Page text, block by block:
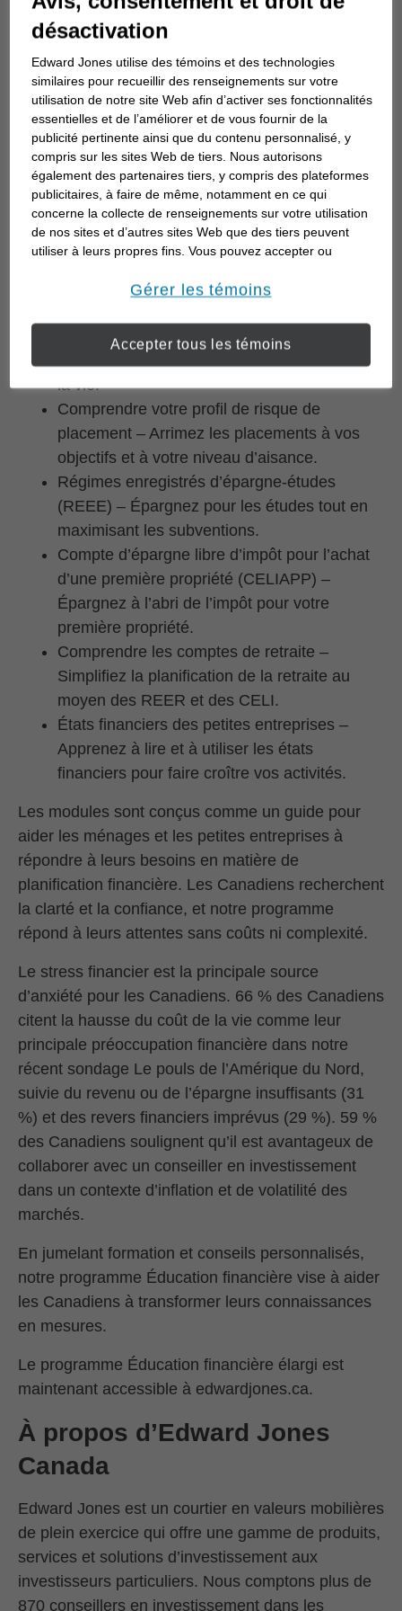
confiance financière change la vie. », déclare Julie
Petrera, directrice de la planification financière au
Canada de la société. « Notre objectif est d’avoir
une incidence positive sur la vie des Canadiens, et
ces modules sont conçus pour donner aux
personnes et aux familles les outils pratiques leur
permettant de prendre des décisions éclairées.
Nous voulons incarner notre raison d’être et
respecter notre engagement à laisser les gens et
les lieux dans un meilleur état que celui dans
lequel nous les avons trouvés. »
Voici les six nouveaux modules :
Constituer une épargne d’urgence –
la vie.
Comprendre votre profil de risque de
placement – Arrimez les placements à vos
objectifs et à votre niveau d’aisance.
Régimes enregistrés d’épargne-études
(REEE) – Épargnez pour les études tout en
maximisant les subventions.
Compte d’épargne libre d’impôt pour l’achat
d’une première propriété (CELIAPP) –
Épargnez à l’abri de l’impôt pour votre
première propriété.
Comprendre les comptes de retraite –
Simplifiez la planification de la retraite au
moyen des REER et des CELI.
États financiers des petites entreprises –
Apprenez à lire et à utiliser les états
financiers pour faire croître vos activités.
Les modules sont conçus comme un guide pour
aider les ménages et les petites entreprises à
répondre à leurs besoins en matière de
planification financière. Les Canadiens recherchent
la clarté et la confiance, et notre programme
répond à leurs attentes sans coûts ni complexité.
Le stress financier est la principale source
d’anxiété pour les Canadiens. 66 % des Canadiens
citent la hausse du coût de la vie comme leur
principale préoccupation financière dans notre
récent sondage Le pouls de l’Amérique du Nord,
suivie du revenu ou de l’épargne insuffisants (31
%) et des revers financiers imprévus (29 %). 59 %
des Canadiens soulignent qu’il est avantageux de
collaborer avec un conseiller en investissement
dans un contexte d’inflation et de volatilité des
marchés.
En jumelant formation et conseils personnalisés,
notre programme Éducation financière vise à aider
les Canadiens à transformer leurs connaissances
en mesures.
Le programme Éducation financière élargi est
maintenant accessible à edwardjones.ca.
À propos d’Edward Jones
Canada
Edward Jones est un courtier en valeurs mobilières
de plein exercice qui offre une gamme de produits,
services et solutions d’investissement aux
investisseurs particuliers. Nous comptons plus de
870 conseillers en investissement dans les
désactivation
Edward Jones utilise des témoins et des technologies
similaires pour recueillir des renseignements sur votre
utilisation de notre site Web afin d’activer ses fonctionnalités
essentielles et de l’améliorer et de vous fournir de la
publicité pertinente ainsi que du contenu personnalisé, y
compris sur les sites Web de tiers. Nous autorisons
également des partenaires tiers, y compris des plateformes
publicitaires, à faire de même, notamment en ce qui
concerne la collecte de renseignements sur votre utilisation
de nos sites et d’autres sites Web que des tiers peuvent
utiliser à leurs propres fins. Vous pouvez accepter ou
Pour en savoir plus sur la façon dont nous utilisons les
veuillez consulter notreDéclaration de confidentialité de
l’information transmise en ligne opens in a new window
.
Gérer les témoins
Accepter tous les témoins